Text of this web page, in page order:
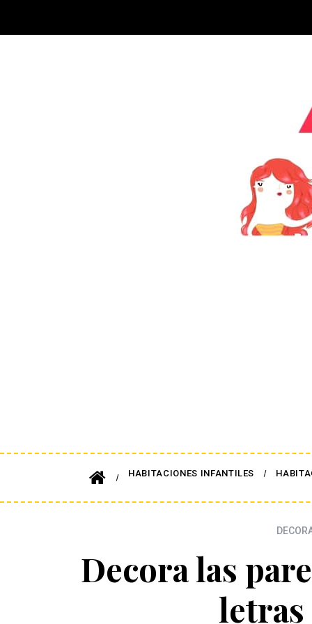
HABITACIONES INFANTILES
Decora las
letras